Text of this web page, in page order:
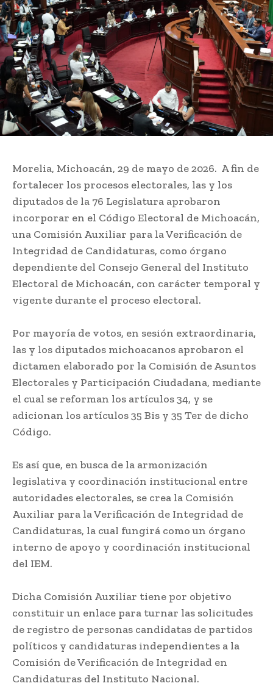
Morelia, Michoacán, 29 de mayo de 2026. A fin de
fortalecer los procesos electorales, las y los
diputados de la 76 Legislatura aprobaron
incorporar en el Código Electoral de Michoacán,
una Comisión Auxiliar para la Verificación de
Integridad de Candidaturas, como órgano
dependiente del Consejo General del Instituto
Electoral de Michoacán, con carácter temporal y
vigente durante el proceso electoral.
Por mayoría de votos, en sesión extraordinaria,
las y los diputados michoacanos aprobaron el
dictamen elaborado por la Comisión de Asuntos
Electorales y Participación Ciudadana, mediante
el cual se reforman los artículos 34, y se
adicionan los artículos 35 Bis y 35 Ter de dicho
Código.
Es así que, en busca de la armonización
legislativa y coordinación institucional entre
autoridades electorales, se crea la Comisión
Auxiliar para la Verificación de Integridad de
Candidaturas, la cual fungirá como un órgano
interno de apoyo y coordinación institucional
del IEM.
Dicha Comisión Auxiliar tiene por objetivo
constituir un enlace para turnar las solicitudes
de registro de personas candidatas de partidos
políticos y candidaturas independientes a la
Comisión de Verificación de Integridad en
Candidaturas del Instituto Nacional.